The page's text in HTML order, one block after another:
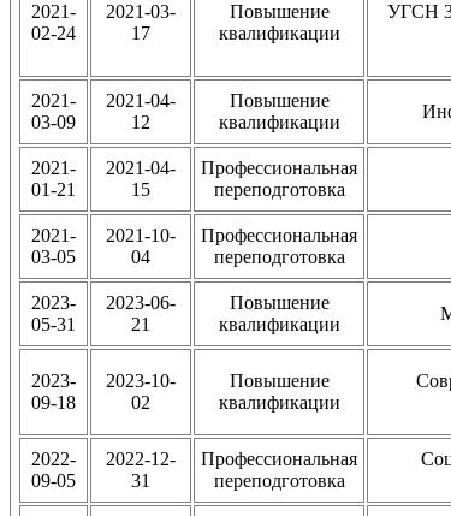
2021-
02-24
2021-03-
17
Повышение
квалификации
УГСН
2021-
03-09
2021-04-
12
Повышение
квалификации
2021-
01-21
2021-04-
15
Профессиональная
переподготовка
2021-
03-05
2021-10-
04
Профессиональная
переподготовка
2023-
05-31
2023-06-
21
Повышение
квалификации
2023-
09-18
2023-10-
02
Повышение
квалификации
2022-
09-05
2022-12-
31
Профессиональная
переподготовка